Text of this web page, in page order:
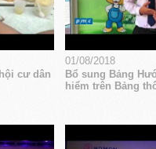
cư dân
01/08/2018
Bổ sung Bảng
hiểm trên Bảng